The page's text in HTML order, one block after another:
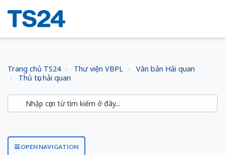
Trang chủ TS24 Thư viện VBPL
Văn bản Hải quan
Thủ tục hải quan
OPEN NAVIGATION